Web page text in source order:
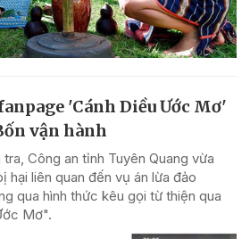
'Cánh Diều Ước Mơ'
vận hành
Công an tỉnh Tuyên Quang vừa
hại liên quan đến vụ án lừa đảo
qua hình thức kêu gọi từ thiện qua
Mơ".